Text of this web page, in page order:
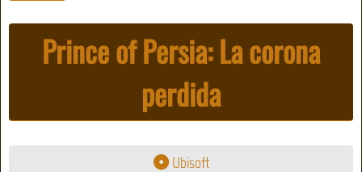
Prince of Persia: La corona
perdida
Ubisoft